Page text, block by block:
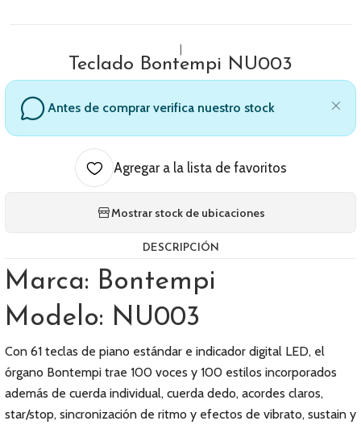
Teclado Bontempi NU003
Antes de comprar verifica nuestro stock
Agregar a la lista de favoritos
Mostrar stock de ubicaciones
DESCRIPCIÓN
Marca: Bontempi
Modelo: NU003
Con 61 teclas de piano estándar e indicador digital LED, el
órgano Bontempi trae 100 voces y 100 estilos incorporados
además de cuerda individual, cuerda dedo, acordes claros,
star/stop, sincronización de ritmo y efectos de vibrato, sustain y